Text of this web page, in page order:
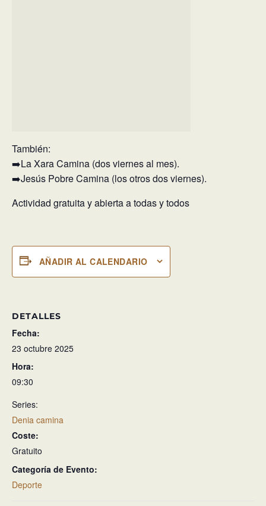
También:
➡️La Xara Camina (dos viernes al mes).
➡️Jesús Pobre Camina (los otros dos viernes).
Actividad gratuita y abierta a todas y todos
AÑADIR AL CALENDARIO
DETALLES
Fecha:
23 octubre 2025
Hora:
09:30
Series:
Denia camina
Coste:
Gratuito
Categoría de Evento:
Deporte